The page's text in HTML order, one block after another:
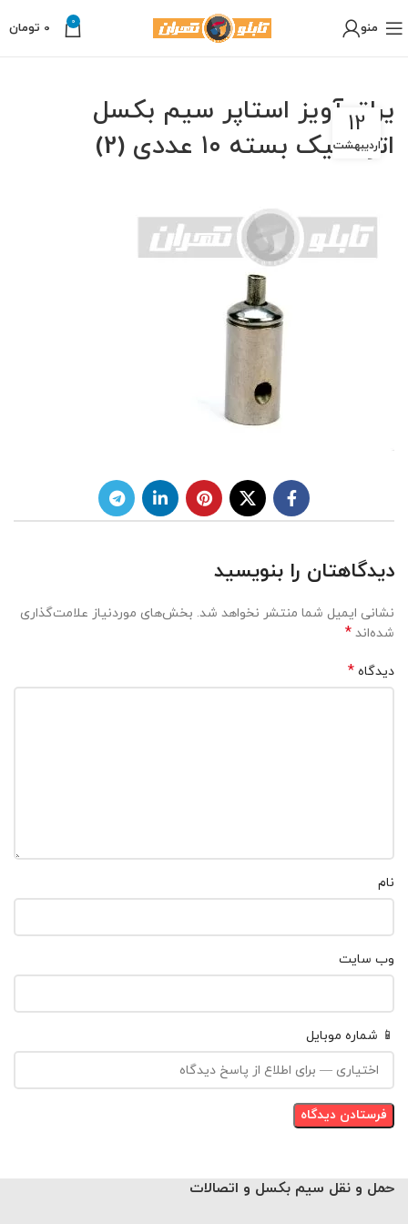
منو 0
0 تومان
یراق آویز استاپر سیم بکسل
اتوماتیک بسته ۱۰ عددی (2)
12
اردیبهشت
دیدگاهتان را بنویسید
نشانی ایمیل شما منتشر نخواهد شد. بخش‌های موردنیاز علامت‌گذاری
شده‌اند *
دیدگاه *
نام
وب‌ سایت
📱 شماره موبایل
حمل و نقل سیم بکسل و اتصالات